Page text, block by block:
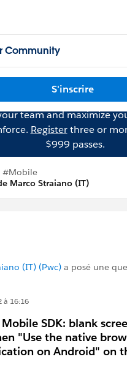
Community
S'inscrire
team and maximize
Registerthree or
$999 passes.
#Mobile
Marco Straiano (IT)
(IT) (Pwc) a posé une
à 16:16
SDK: blank
"Use the native
on Android" on